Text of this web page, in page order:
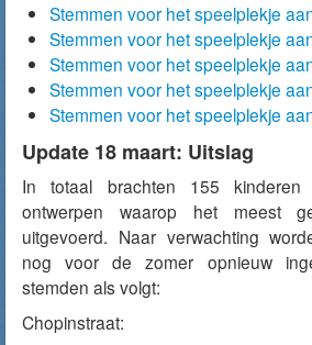
Stemmen voor het speelplekje
Stemmen voor het speelplekje
Stemmen voor het speelplekje
Stemmen voor het speelplekje
Stemmen voor het speelplekje
Update 18 maart: Uitslag
In totaal brachten 155
ontwerpen waarop het meest
uitgevoerd. Naar verwachting
nog voor de zomer opnieuw
stemden als volgt:
Chopinstraat: